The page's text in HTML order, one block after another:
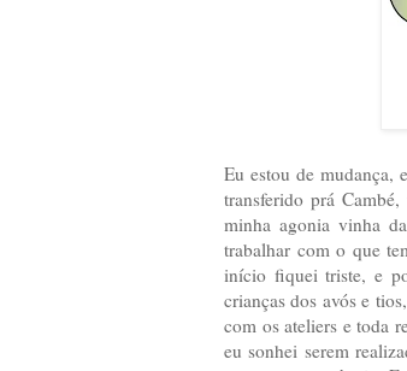
Eu estou de mudança,
transferido prá
minha agonia vinha
trabalhar com o que
início fiquei triste, e
crianças dos avós e
com os ateliers e toda
eu sonhei serem